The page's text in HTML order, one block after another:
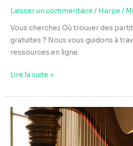
Laisser un commentaire / Harpe /
Vous cherchez Où trouver des
gratuites ? Nous vous guidons à
ressources en ligne.
Lire la suite »
Comment
entretenir